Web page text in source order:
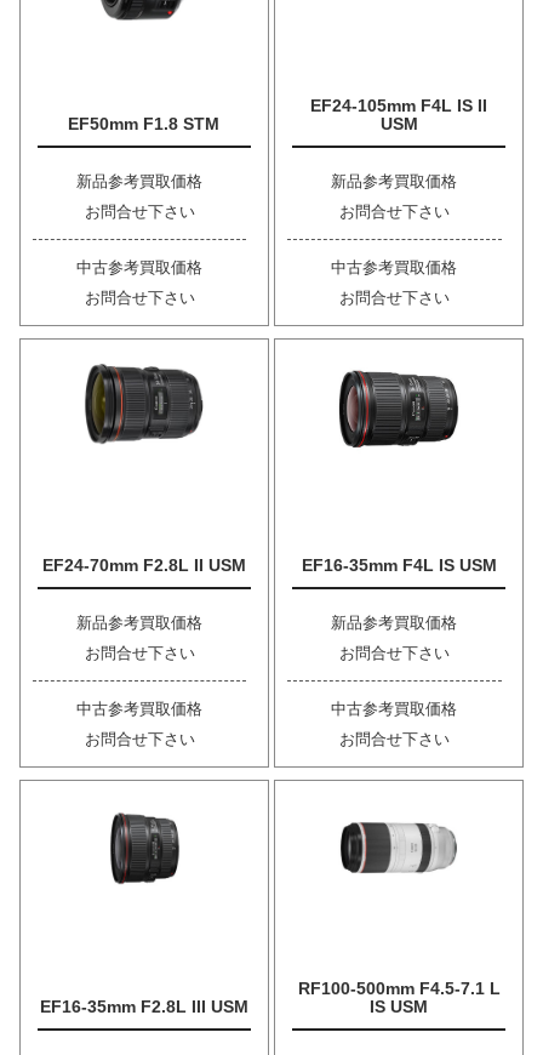
EF50mm F1.8 STM
新品参考買取価格
お問合せ下さい
中古参考買取価格
お問合せ下さい
EF24-105mm F4L IS II
USM
新品参考買取価格
お問合せ下さい
中古参考買取価格
お問合せ下さい
EF24-70mm F2.8L II USM
新品参考買取価格
お問合せ下さい
中古参考買取価格
お問合せ下さい
EF16-35mm F4L IS USM
新品参考買取価格
お問合せ下さい
中古参考買取価格
お問合せ下さい
EF16-35mm F2.8L III USM
RF100-500mm F4.5-7.1 L
IS USM